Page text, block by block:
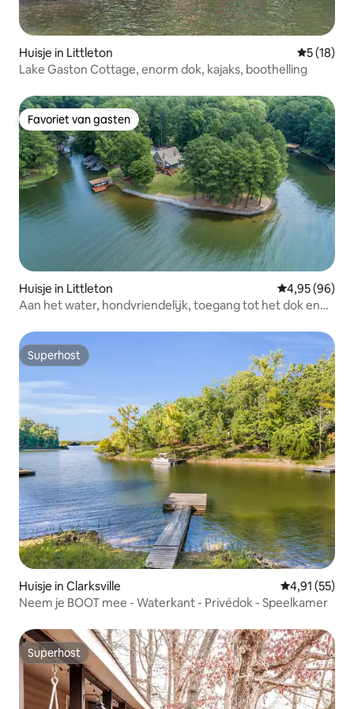
Huisje in Littleton
5 (18)
Lake Gaston Cottage, enorm dok, kajaks, boothelling
Favoriet van gasten
Favoriet van gasten
Huisje in Littleton Gemiddelde
4,95 (96)
Aan het water, hondvriendelijk, toegang tot het dok en
Superhost
Superhost
Huisje in Clarksville Gemiddelde
4,91 (55)
Neem je BOOT mee - Waterkant - Privédok - Speelkamer
Superhost
Superhost